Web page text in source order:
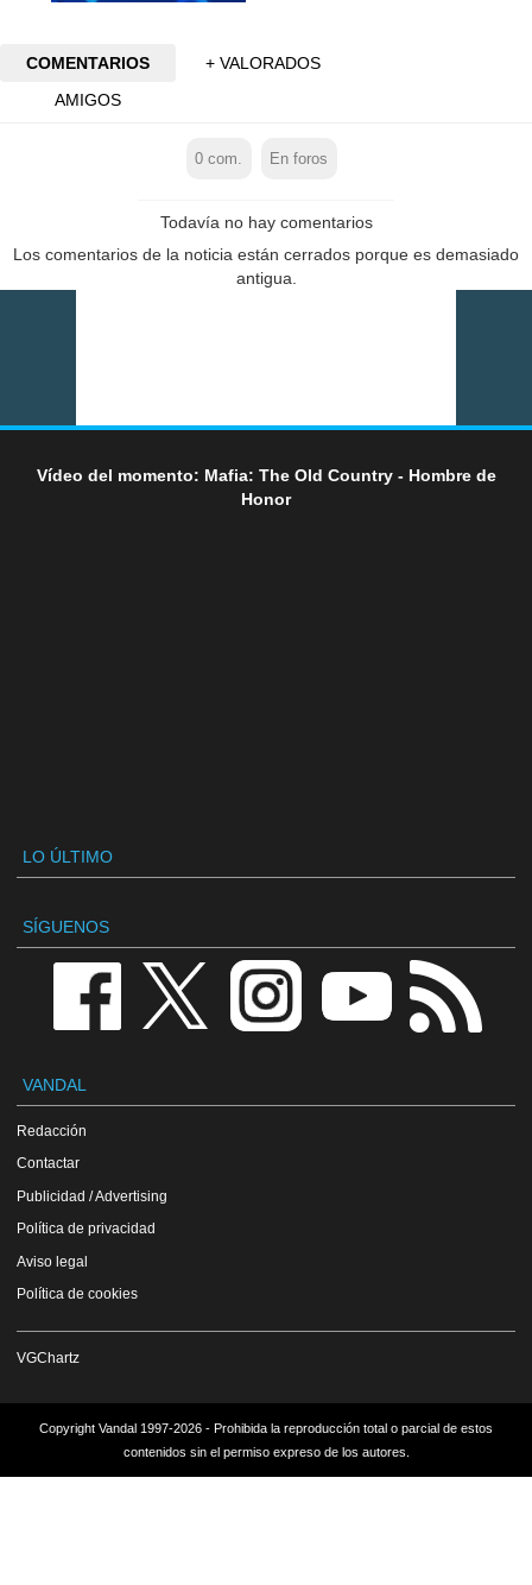
COMENTARIOS
+ VALORADOS
AMIGOS
0 com. En foros
Todavía no hay comentarios
Los comentarios de la noticia están cerrados porque es demasiado
antigua.
Vídeo del momento: Mafia: The Old Country - Hombre de
Honor
LO ÚLTIMO
SÍGUENOS
VANDAL
Redacción
Contactar
Publicidad / Advertising
Política de privacidad
Aviso legal
Política de cookies
VGChartz
Copyright Vandal 1997-2026 - Prohibida la reproducción total o parcial de estos
contenidos sin el permiso expreso de los autores.